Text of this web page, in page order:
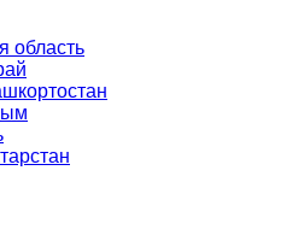
область